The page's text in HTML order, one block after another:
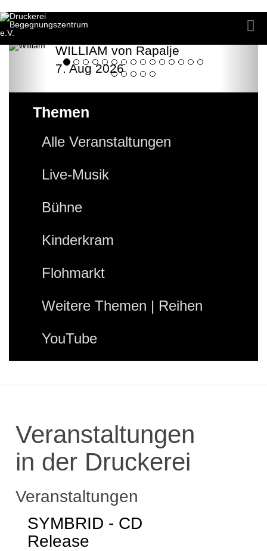
WILLIAM von Rapalje
7. Aug 2026
Themen
Alle Veranstaltungen
Live-Musik
Bühne
Kinderkram
Flohmarkt
Weitere Themen | Reihen
YouTube
Veranstaltungen
in der Druckerei
Veranstaltungen
SYMBRID - CD
Release